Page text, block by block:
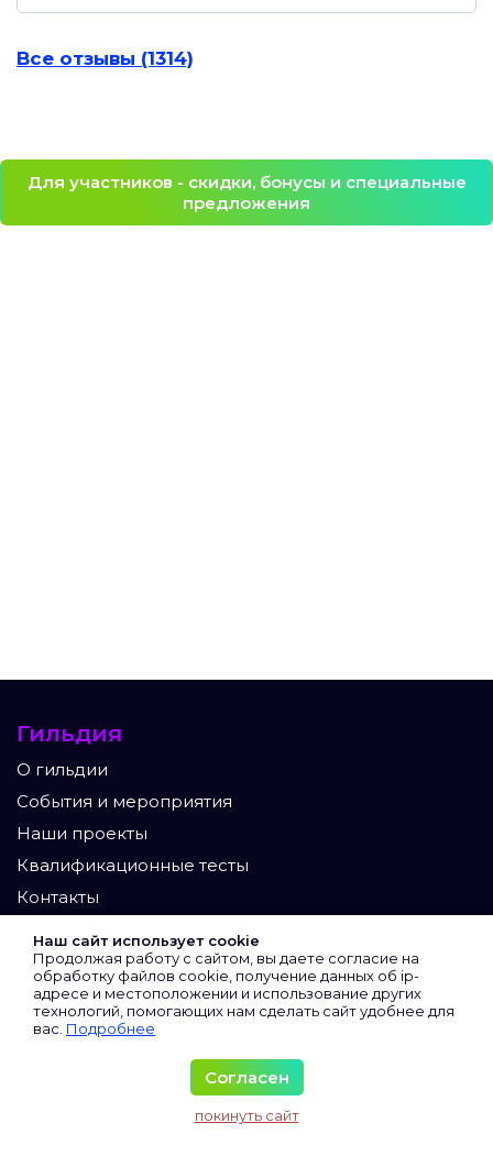
Все отзывы (1314)
Для участников - скидки, бонусы и специальные
предложения
Гильдия
О гильдии
События и мероприятия
Наши проекты
Квалификационные тесты
Контакты
Участники
Экспертный клуб
Сертифицированные
Виртуальные
Наш сайт использует cookie
Продолжая работу с сайтом, вы даете согласие на
обработку файлов cookie, получение данных об ip-
адресе и местоположении и использование других
технологий, помогающих нам сделать сайт удобнее для
вас. Подробнее
Согласен
покинуть сайт